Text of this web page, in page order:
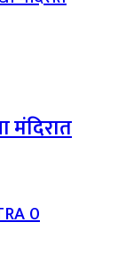
मंदिरात
0